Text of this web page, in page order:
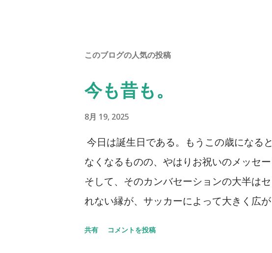
このブログの人気の投稿
今も昔も。
8月 19, 2025
今日は誕生日である。もうこの歳になる
なくなるものの、やはりお祝いのメッセ
そして、そのカンバセーションの大半は
れない縁が、サッカーによって大きく広
共有 コメントを投稿